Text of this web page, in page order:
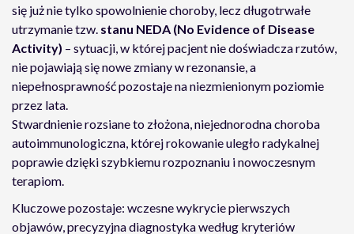
się już nie tylko spowolnienie choroby, lecz długotrwałe
utrzymanie tzw. stanu NEDA (No Evidence of Disease
Activity) – sytuacji, w której pacjent nie doświadcza rzutów,
nie pojawiają się nowe zmiany w rezonansie, a
niepełnosprawność pozostaje na niezmienionym poziomie
przez lata.
Stwardnienie rozsiane to złożona, niejednorodna choroba
autoimmunologiczna, której rokowanie uległo radykalnej
poprawie dzięki szybkiemu rozpoznaniu i nowoczesnym
terapiom.
Kluczowe pozostaje: wczesne wykrycie pierwszych
objawów, precyzyjna diagnostyka według kryteriów